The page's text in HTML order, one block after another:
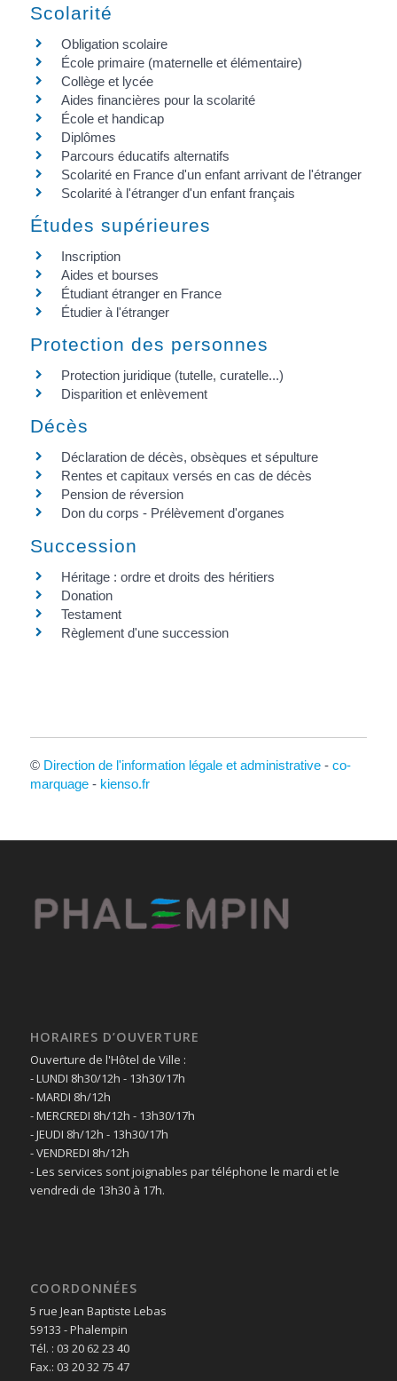
Scolarité
Obligation scolaire
École primaire (maternelle et élémentaire)
Collège et lycée
Aides financières pour la scolarité
École et handicap
Diplômes
Parcours éducatifs alternatifs
Scolarité en France d'un enfant arrivant de l'étranger
Scolarité à l'étranger d'un enfant français
Études supérieures
Inscription
Aides et bourses
Étudiant étranger en France
Étudier à l'étranger
Protection des personnes
Protection juridique (tutelle, curatelle...)
Disparition et enlèvement
Décès
Déclaration de décès, obsèques et sépulture
Rentes et capitaux versés en cas de décès
Pension de réversion
Don du corps - Prélèvement d'organes
Succession
Héritage : ordre et droits des héritiers
Donation
Testament
Règlement d'une succession
© Direction de l'information légale et administrative- co-
marquage- kienso.fr
HORAIRES D’OUVERTURE
Ouverture de l'Hôtel de Ville :
- LUNDI 8h30/12h - 13h30/17h
- MARDI 8h/12h
- MERCREDI 8h/12h - 13h30/17h
- JEUDI 8h/12h - 13h30/17h
- VENDREDI 8h/12h
- Les services sont joignables par téléphone le mardi et le
vendredi de 13h30 à 17h.
COORDONNÉES
5 rue Jean Baptiste Lebas
59133 - Phalempin
Tél. : 03 20 62 23 40
Fax.: 03 20 32 75 47